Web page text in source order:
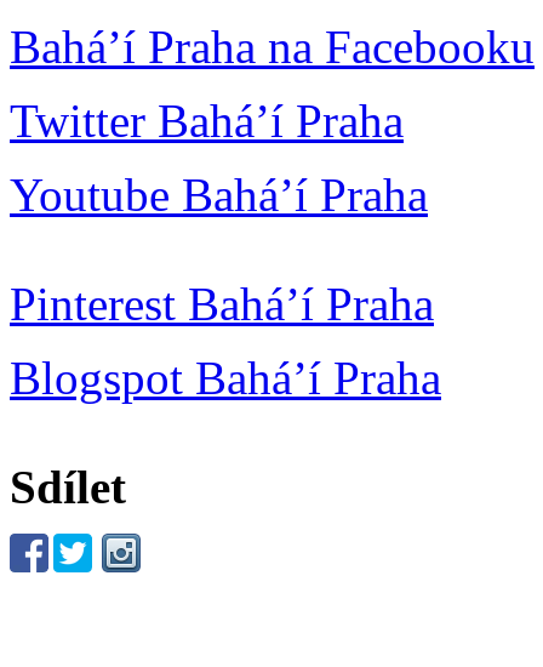
Bahá’í Praha na Facebooku
Twitter Bahá’í Praha
Youtube Bahá’í Praha
Pinterest Bahá’í Praha
Blogspot Bahá’í Praha
Sdílet